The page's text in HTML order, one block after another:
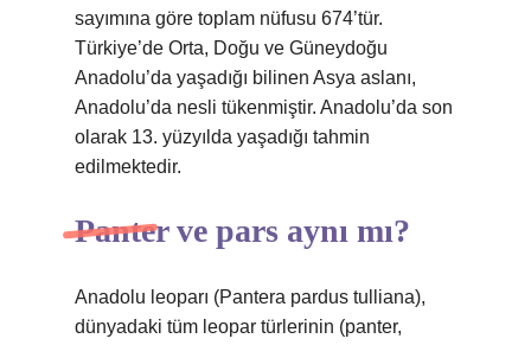
sayımına göre toplam nüfusu 674’tür.
Türkiye’de Orta, Doğu ve Güneydoğu
Anadolu’da yaşadığı bilinen Asya aslanı,
Anadolu’da nesli tükenmiştir. Anadolu’da son
olarak 13. yüzyılda yaşadığı tahmin
edilmektedir.
Panter ve pars aynı mı?
Anadolu leoparı (Pantera pardus tulliana),
dünyadaki tüm leopar türlerinin (panter,